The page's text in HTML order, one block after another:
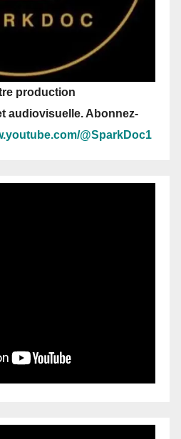
production
audiovisuelle. Abonnez-
@SparkDoc1